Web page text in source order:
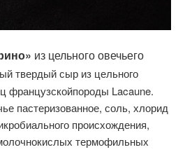
из цельного овечьего
твердый сыр из цельного
французскойпороды Lacaune.
пастеризованное, соль, хлорид
происхождения,
термофильных